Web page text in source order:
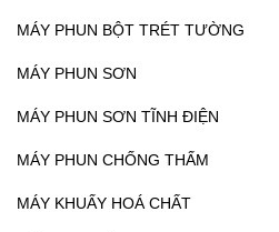
MÁY PHUN BỘT TRÉT TƯỜNG
MÁY PHUN SƠN
MÁY PHUN SƠN TĨNH ĐIỆN
MÁY PHUN CHỐNG THẤM
MÁY KHUẤY HOÁ CHẤT